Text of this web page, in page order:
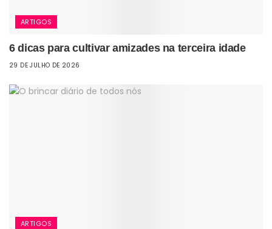
ARTIGOS
6 dicas para cultivar amizades na terceira idade
29 DE JULHO DE 2026
ARTIGOS